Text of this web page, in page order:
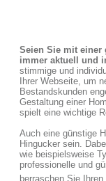
Seien Sie mit einer
immer aktuell und
stimmige und
Ihrer Webseite, um
Bestandskunden
Gestaltung einer
spielt eine wichtige
Auch eine günstige
Hingucker sein.
wie beispielsweise
professionelle und
berraschen Sie